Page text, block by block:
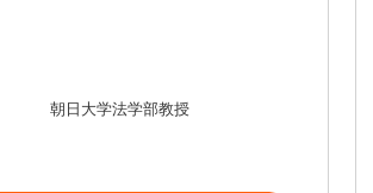
朝日大学法学部教授